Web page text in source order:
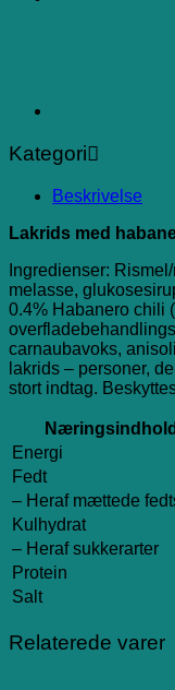
Kategori
Beskrivelse
Lakrids med
Ingredienser:
melasse,
0.4% Habanero chili
carnaubavoks,
lakrids – personer,
stort indtag.
Næringsindhold
Energi
Fedt
– Heraf mættede
Kulhydrat
– Heraf sukkerarter
Protein
Salt
Relaterede varer